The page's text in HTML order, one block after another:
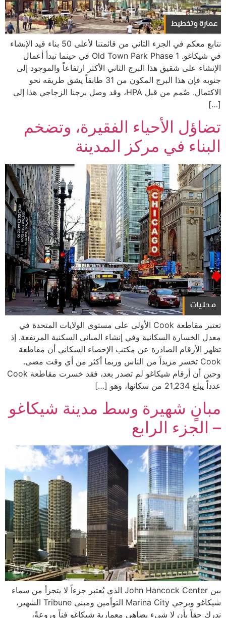
نتابع معكم في الجزء الثاني من قائمتنا لأعلى 50 بناء قيد الإنشاء
في شيكاغو. Old Town Park Phase 1 في حينما تبدأ أعمال
الإنشاء على شقيق هذا البرج الثاني الأكثر ارتفاعاً والموجود إلى
جنوبه فإن هذا البرج المكون من 31 طابقاً يشق طريقه نحو
الاكتمال. صُمم من قبل HPA، وقد وصل برجنا الزجاجي هذا إلى
[…]
تضاؤل الأحياء الفقيرة، وتضخم
البناء في مركز المدينة
تعتبر مقاطعة Cook الأولى على مستوى الولايات المتحدة في
معدل الخسارة السكانية وفي إنشاء المباني السكنية المرتفعة. إذ
تظهر الأرقام الصادرة عن مكتب الإحصاء السكاني أن مقاطعة
Cook تخسر مزيداً من الناس وربما أكثر من أي وقت مضى.
وحين أن أرقام شيكاغو لم تصدر بعد، فقد خسرت مقاطعة Cook
عدداً يبلغ 21,234 من سكانها، وهو […]
مبانٍ شهيرة وسط مدينة شيكاغو
– الجزء الرابع
بين John Hancock Center الذي يُعتبر جزءاً لا يتجزأ من سماء
شيكاغو وبرجي Marina City التوأمين ومبنى Tribune الشهير،
ندرك حقاً بأن لا شيء يضاهي معمارية شيكاغو فناً وروعةً،